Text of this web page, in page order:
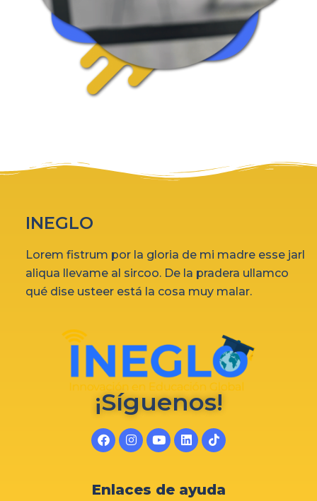
INEGLO
Lorem fistrum por la gloria de mi madre esse jarl
aliqua llevame al sircoo. De la pradera ullamco
qué dise usteer está la cosa muy malar.
¡Síguenos!
Enlaces de ayuda